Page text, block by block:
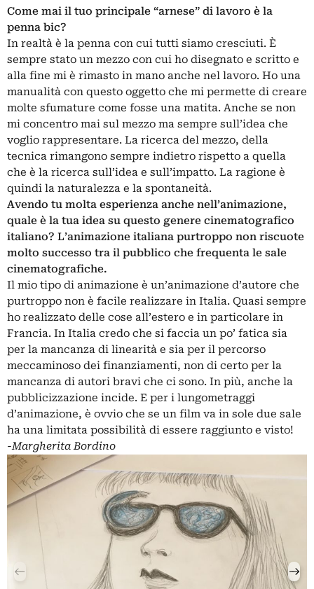
Come mai il tuo principale “arnese” di lavoro è la
penna bic?
In realtà è la penna con cui tutti siamo cresciuti. È
sempre stato un mezzo con cui ho disegnato e scritto e
alla fine mi è rimasto in mano anche nel lavoro. Ho una
manualità con questo oggetto che mi permette di creare
molte sfumature come fosse una matita. Anche se non
mi concentro mai sul mezzo ma sempre sull’idea che
voglio rappresentare. La ricerca del mezzo, della
tecnica rimangono sempre indietro rispetto a quella
che è la ricerca sull’idea e sull’impatto. La ragione è
quindi la naturalezza e la spontaneità.
Avendo tu molta esperienza anche nell’animazione,
quale è la tua idea su questo genere cinematografico
italiano? L’animazione italiana purtroppo non riscuote
molto successo tra il pubblico che frequenta le sale
cinematografiche.
Il mio tipo di animazione è un’animazione d’autore che
purtroppo non è facile realizzare in Italia. Quasi sempre
ho realizzato delle cose all’estero e in particolare in
Francia. In Italia credo che si faccia un po’ fatica sia
per la mancanza di linearità e sia per il percorso
meccaminoso dei finanziamenti, non di certo per la
mancanza di autori bravi che ci sono. In più, anche la
pubblicizzazione incide. E per i lungometraggi
d’animazione, è ovvio che se un film va in sole due sale
ha una limitata possibilità di essere raggiunto e visto!
-Margherita Bordino